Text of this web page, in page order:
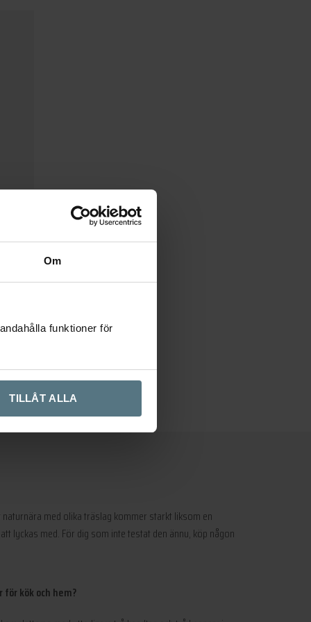
Om
funktioner för
TILLÅT ALLA
med olika träslag kommer starkt liksom en
lyckas med. För dig som inte testat den ännu, köp någon
kök och hem?